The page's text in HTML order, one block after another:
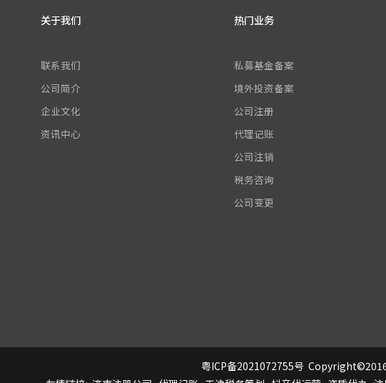
关于我们
联系我们
公司简介
企业文化
资讯中心
热门业务
私募基金备案
境外投资备案
公司注册
代理记账
公司注销
税务咨询
公司变更
粤ICP备2021072755号